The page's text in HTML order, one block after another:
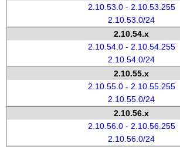
2.10.53.0 - 2.10.53.255
2.10.53.0/24
2.10.54.x
2.10.54.0 - 2.10.54.255
2.10.54.0/24
2.10.55.x
2.10.55.0 - 2.10.55.255
2.10.55.0/24
2.10.56.x
2.10.56.0 - 2.10.56.255
2.10.56.0/24